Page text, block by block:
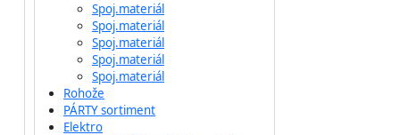
Spoj.materiál
Spoj.materiál
Spoj.materiál
Spoj.materiál
Spoj.materiál
Rohože
PÁRTY sortiment
Elektro